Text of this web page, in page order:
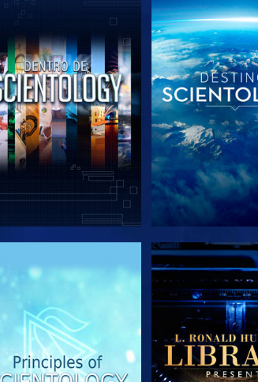
EXPLORA LAS SERIES EXPLORA LAS